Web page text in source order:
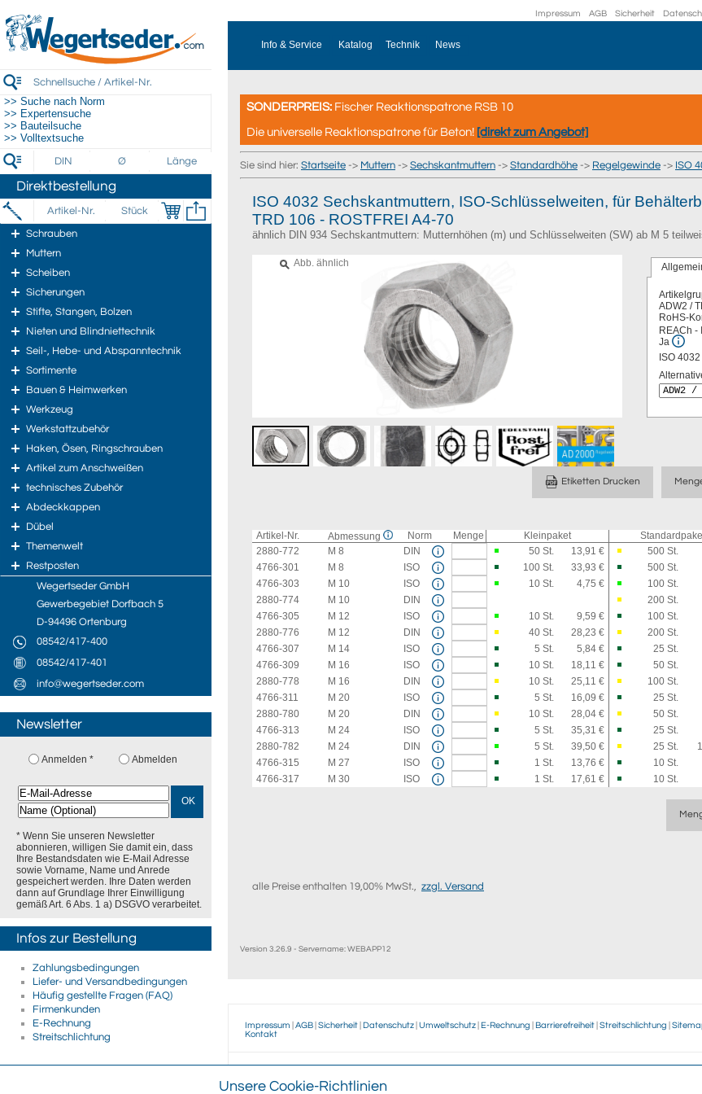
>> Suche nach Norm
>> Expertensuche
>> Bauteilsuche
>> Volltextsuche
Direktbestellung
Schrauben
Muttern
Scheiben
Sicherungen
Stifte, Stangen, Bolzen
Nieten und Blindniettechnik
Seil-, Hebe- und Abspanntechnik
Sortimente
Bauen & Heimwerken
Werkzeug
Werkstattzubehör
Haken, Ösen, Ringschrauben
Artikel zum Anschweißen
technisches Zubehör
Abdeckkappen
Dübel
Themenwelt
Restposten
Wegertseder GmbH
Gewerbegebiet Dorfbach 5
D-94496 Ortenburg
08542/417-400
08542/417-401
info@wegertseder.com
Newsletter
Anmelden * Abmelden
OK
* Wenn Sie unseren Newsletter
abonnieren, willigen Sie damit ein, dass
Ihre Bestandsdaten wie E-Mail Adresse
sowie Vorname, Name und Anrede
gespeichert werden. Ihre Daten werden
dann auf Grundlage Ihrer Einwilligung
gemäß Art. 6 Abs. 1 a) DSGVO verarbeitet.
Infos zur Bestellung
Zahlungsbedingungen
Liefer- und Versandbedingungen
Häufig gestellte Fragen (FAQ)
Firmenkunden
E-Rechnung
Streitschlichtung
Impressum AGB Sicherheit
Info & Service Katalog Technik News
SONDERPREIS: Fischer Reaktionspatrone RSB 10
Die universelle Reaktionspatrone für Beton! [direkt zum Angebot]
Sie sind hier: Startseite -> Muttern -> Sechskantmuttern -> Standardhöhe -> Regelgewinde -> ISO
ISO 4032 Sechskantmuttern, ISO-Schlüsselweiten, für
TRD 106 - ROSTFREI A4-70
ähnlich DIN 934 Sechskantmuttern: Mutternhöhen (m) und Schlüsselweiten (SW) ab M 5
Abb. ähnlich
ADW2 /
RoHS-
REACh -
Ja
ISO 4032
Etiketten Drucken
Artikel-Nr. Abmessung Norm Menge Kleinpaket
2880-772
M 8 DIN 50 St. 13,91 € 500 St.
4766-301
M 8 ISO 100 St. 33,93 € 500 St.
4766-303
M 10 ISO 10 St. 4,75 € 100 St.
2880-774
M 10 DIN 200 St.
4766-305
M 12 ISO 10 St. 9,59 € 100 St.
2880-776
M 12 DIN 40 St. 28,23 € 200 St.
4766-307
M 14 ISO 5 St. 5,84 € 25 St.
4766-309
M 16 ISO 10 St. 18,11 € 50 St.
2880-778
M 16 DIN 10 St. 25,11 € 100 St.
4766-311
M 20 ISO 5 St. 16,09 € 25 St.
2880-780
M 20 DIN 10 St. 28,04 € 50 St.
4766-313
M 24 ISO 5 St. 35,31 € 25 St.
2880-782
M 24 DIN 5 St. 39,50 € 25 St.
4766-315
M 27 ISO 1 St. 13,76 € 10 St.
4766-317
M 30 ISO 1 St. 17,61 € 10 St.
alle Preise enthalten 19,00% MwSt., zzgl. Versand
Version 3.26.9 - Servername: WEBAPP12
Impressum AGB Sicherheit Datenschutz Umweltschutz E-Rechnung Barrierefreiheit Streitschlichtung
Kontakt
Unsere Cookie-Richtlinien